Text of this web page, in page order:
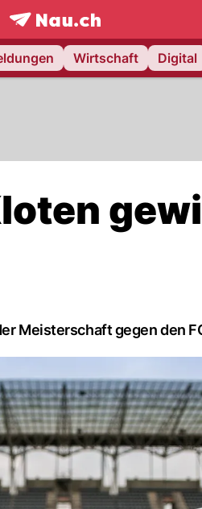
frontpage.NAU.ch
Wirtschaft Digital
Meisterschaft gegen den